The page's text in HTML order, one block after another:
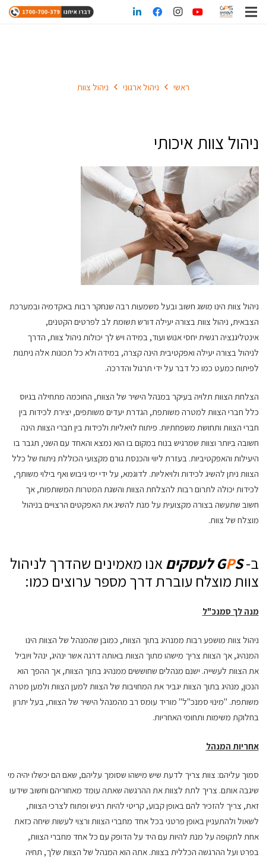
ראשי ניהול ארגוני ניהול צוות
ניהול צוות איכותי
ניהול צוות הינו מושג חשוב ובעל משמעות רבה שנחקר רבות באקדמיה ובמערכת
הצבאית, ניהול צוות בצורה יעילה דורש תשומת לב לפרטים הקטנים,
אינטליגנציה רגשית יחסי אנוש ועוד, במידה ויש לך יכולות ניהול צוות, הדרך
לניהול בצורה יעילה ואפקטיבית הינה קצרה, במידה ולא כל תכונות אלה ניתנות
לפיתוח כמעט כמו כל דבר על ידי תרגול והדרכה.
הצלחת הצוות תלויה בעיקר במנהל הישיר של הצוות, החוכמה מתחילה בגיוס
כלל חברי הצוות למטרה משותפת, הגדרת יעדים משותפים, יצירת לכידות בין
חברי הצוות ותחושת משפחתיות. פיתוח לויאליות ולכידות בין חברי הצוות הינה
חשובה ביותר וצוות שמרגיש בנוח במקום בו הוא נמצא והאחד עם השני, תגבר בו
היעילות והאפקטיביות. בעזרת ליווי והכנסת גורם מקצועי הכוללת ניתוח של כלל
הצוות ניתן להשיג לכידות ולויאליות. לדוגמא, על ידי ימי גיבוש ואף בילוי משותף,
לכידות יכולה לתרום רבות להצלחת הצוות והשגת המטרות המשותפות, אך
חשוב שתעשה בצורה מקצועית על מנת להשיג את האפקטים הרצויים בניהול
מוצלח של צוות.
ב- GPS לעסקים
אנו מאמינים שהדרך לניהול
צוות מוצלח עוברת דרך מספר ערוצים כמו:
מנה לך סמנכ"ל
ניהול צוות מושפע רבות ממנהיג בתוך הצוות, כמובן שהמנהל של הצוות הינו
המנהיג, אך הצוות צריך מישהו מתוך הצוות באותה דרגה אשר ינהיג, ינהל ויוביל
את הצוות לעשייה. ישנם מנהלים שחוששים ממנהיג בתוך הצוות, אך ההפך הוא
הנכון, מנהיג בתוך הצוות יגביר את המחויבות של הצוות למען הצוות ולמען מטרה
משותפת. "מינוי סמנכ"ל" מוריד עומס רב מהמנהל הישיר של הצוות, בעל יתרון
בחלוקת משימות ותחומי האחריות.
אחריות המנהל
סמוך עליהם: צוות צריך לדעת שיש מישהו שסומך עליהם, שאם הם יכשלו יהיה מי
שיגבה אותם. צריך לתת לצוות את ההרגשה שאתה עומד מאחוריהם וחשוב שידעו
זאת, צריך להזכיר להם באופן קבוע, קריטי להיות רגיש ופתוח לצרכי הצוות,
לשאול ולהתעניין באופן פרטני בכל אחד מחברי הצוות ורצוי לעשות שיחה כזאת
אחת לתקופה על מנת להיות עם היד על הדופק עם כל אחד מחברי הצוות,
בפרט ועל ההרגשה הכללית בצוות. אתה הוא המנהל של הצוות שלך, תחיה